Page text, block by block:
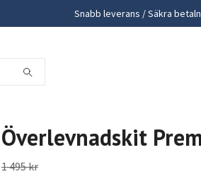
Snabb leverans / Säkra
Överlevnadskit
1 495 kr